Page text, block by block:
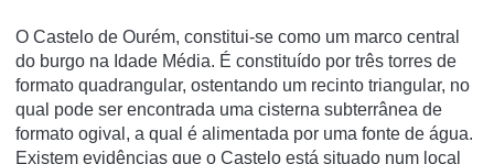
O Castelo de Ourém, constitui-se como um marco central
do burgo na Idade Média. É constituído por três torres de
formato quadrangular, ostentando um recinto triangular, no
qual pode ser encontrada uma cisterna subterrânea de
formato ogival, a qual é alimentada por uma fonte de água.
Existem evidências que o Castelo está situado num local